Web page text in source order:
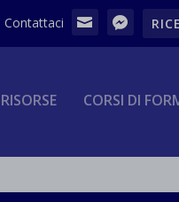
RISORSE CORSI DI